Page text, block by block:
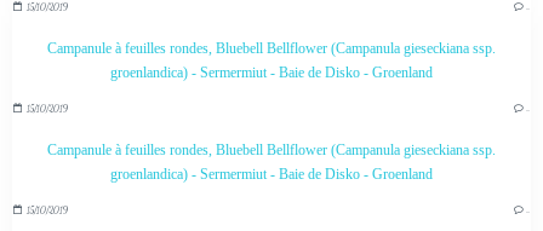
15/10/2019 …
Campanule à feuilles rondes, Bluebell Bellflower (Campanula gieseckiana ssp.
groenlandica) - Sermermiut - Baie de Disko - Groenland
15/10/2019 …
Campanule à feuilles rondes, Bluebell Bellflower (Campanula gieseckiana ssp.
groenlandica) - Sermermiut - Baie de Disko - Groenland
15/10/2019 …